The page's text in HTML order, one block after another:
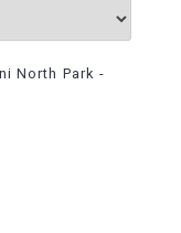
North Park -